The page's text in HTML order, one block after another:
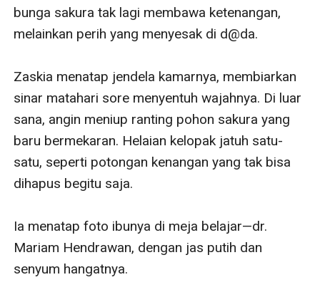
bunga sakura tak lagi membawa ketenangan,
melainkan perih yang menyesak di d@da.
Zaskia menatap jendela kamarnya, membiarkan
sinar matahari sore menyentuh wajahnya. Di luar
sana, angin meniup ranting pohon sakura yang
baru bermekaran. Helaian kelopak jatuh satu-
satu, seperti potongan kenangan yang tak bisa
dihapus begitu saja.
Ia menatap foto ibunya di meja belajar—dr.
Mariam Hendrawan, dengan jas putih dan
senyum hangatnya.